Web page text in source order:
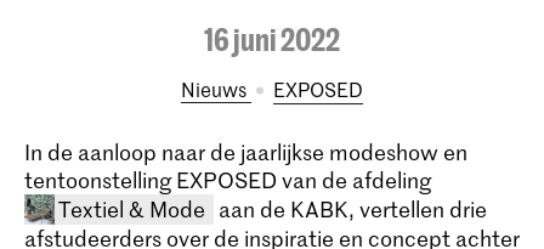
16 juni 2022
Nieuws EXPOSED
In de aanloop naar de jaarlijkse modeshow en
tentoonstelling EXPOSED van de afdeling
Textiel & Mode aan de KABK, vertellen drie
afstudeerders over de inspiratie en concept achter